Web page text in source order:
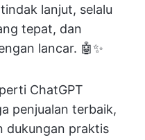
lanjut, selalu
tepat, dan
lancar. 🤖✨
ChatGPT
penjualan terbaik,
dukungan praktis